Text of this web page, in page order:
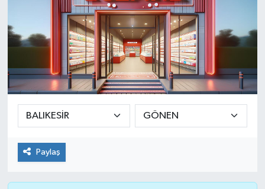
Paylaş
Süper Lig Puan Durumu ve Fikstür
Tüm Manşetler
Son Dakika Haberleri
Haber Arşivi